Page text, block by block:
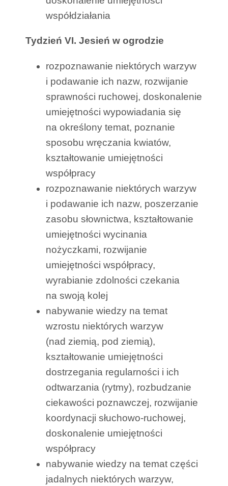
współdziałania
Tydzień VI. Jesień w ogrodzie
rozpoznawanie niektórych warzyw
i podawanie ich nazw, rozwijanie
sprawności ruchowej, doskonalenie
umiejętności wypowiadania się
na określony temat, poznanie
sposobu wręczania kwiatów,
kształtowanie umiejętności
współpracy
rozpoznawanie niektórych warzyw
i podawanie ich nazw, poszerzanie
zasobu słownictwa, kształtowanie
umiejętności wycinania
nożyczkami, rozwijanie
umiejętności współpracy,
wyrabianie zdolności czekania
na swoją kolej
nabywanie wiedzy na temat
wzrostu niektórych warzyw
(nad ziemią, pod ziemią),
kształtowanie umiejętności
dostrzegania regularności i ich
odtwarzania (rytmy), rozbudzanie
ciekawości poznawczej, rozwijanie
koordynacji słuchowo-ruchowej,
doskonalenie umiejętności
współpracy
nabywanie wiedzy na temat części
jadalnych niektórych warzyw,